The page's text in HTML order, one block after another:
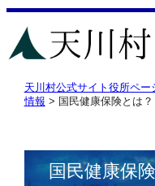
天川村公式サイト役所ペー
情報 > 国民健康保険とは？
国民健康保